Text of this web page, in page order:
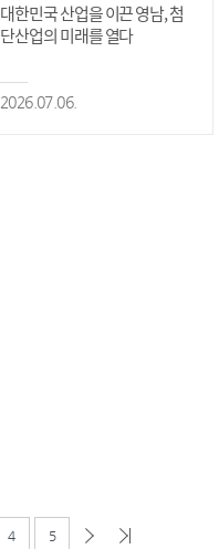
대한민국 산업을 이끈 영남, 첨
단산업의 미래를 열다
2026.07.06.
4 5